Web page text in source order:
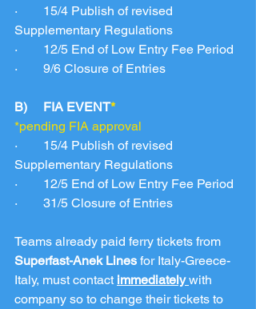
·        15/4 Publish of revised
Supplementary Regulations
·        12/5 End of Low Entry Fee Period
·        9/6 Closure of Entries
B)     FIA EVENT*
*pending FIA approval
·        15/4 Publish of revised
Supplementary Regulations
·        12/5 End of Low Entry Fee Period
·        31/5 Closure of Entries
Teams already paid ferry tickets from
Superfast-Anek Lines for Italy-Greece-
Italy, must contact immediately with
company so to change their tickets to